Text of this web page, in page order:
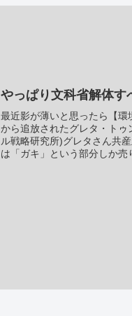
やっぱり文科省解体す
最近影が薄いと思ったら【
から追放されたグレタ・ト
ル戦略研究所)グレタさん共
は「ガキ」という部分しか売